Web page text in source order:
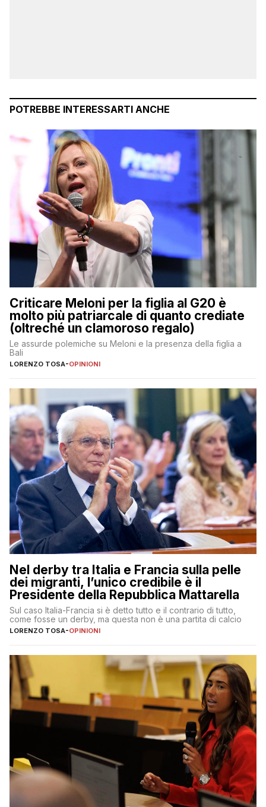
POTREBBE INTERESSARTI ANCHE
Criticare Meloni per la figlia al G20 è
molto più patriarcale di quanto crediate
(oltreché un clamoroso regalo)
Le assurde polemiche su Meloni e la presenza della figlia a
Bali
LORENZO TOSA-OPINIONI
Nel derby tra Italia e Francia sulla pelle
dei migranti, l’unico credibile è il
Presidente della Repubblica Mattarella
Sul caso Italia-Francia si è detto tutto e il contrario di tutto,
come fosse un derby, ma questa non è una partita di calcio
LORENZO TOSA-OPINIONI